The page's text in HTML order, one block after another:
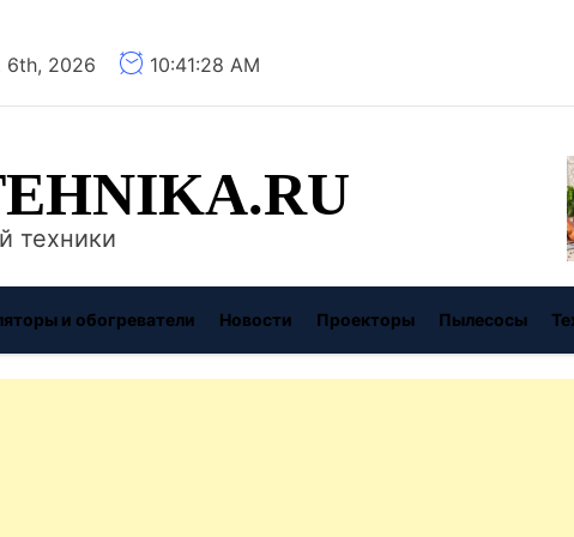
6th, 2026 10:41:29 AM
техники
и обогреватели Новости Проекторы Пылесосы